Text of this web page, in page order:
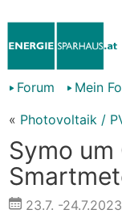
Forum Mein
« Photovoltaik /
Symo
23.7. -